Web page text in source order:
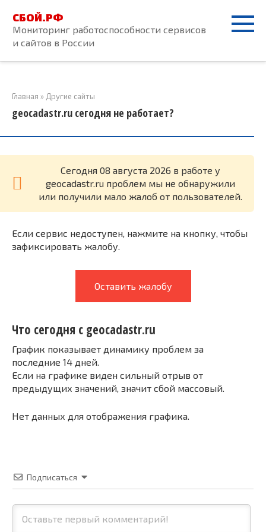
контенту
СБОЙ.РФ
Мониторинг работоспособности сервисов
и сайтов в России
Главная » Другие сайты
geocadastr.ru сегодня не работает?
Cегодня 08 августа 2026 в работе у
geocadastr.ru проблем мы не обнаружили
или получили мало жалоб от пользователей.
Если сервис недоступен, нажмите на кнопку, чтобы
зафиксировать жалобу.
Оставить жалобу
Что сегодня с geocadastr.ru
График показывает динамику проблем за
последние 14 дней.
Если на графике виден сильный отрыв от
предыдущих значений, значит сбой массовый.
Нет данных для отображения графика.
Подписаться